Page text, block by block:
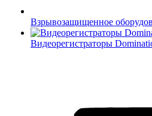
Взрывозащищенное
Видеорегистраторы